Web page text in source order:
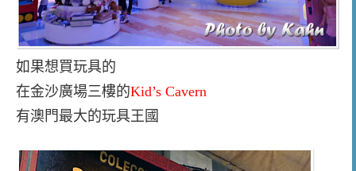
如果想買玩具的
在金沙廣場三樓的Kid’s Cavern
有澳門最大的玩具王國